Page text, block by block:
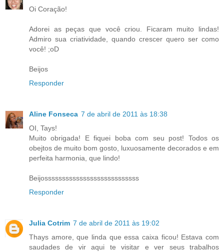
Oi Coração!
Adorei as peças que você criou. Ficaram muito lindas!
Admiro sua criatividade, quando crescer quero ser como
você! ;oD
Beijos
Responder
Aline Fonseca 7 de abril de 2011 às 18:38
OI, Tays!
Muito obrigada! E fiquei boba com seu post! Todos os
obejtos de muito bom gosto, luxuosamente decorados e em
perfeita harmonia, que lindo!
Beijosssssssssssssssssssssssssss
Responder
Julia Cotrim 7 de abril de 2011 às 19:02
Thays amore, que linda que essa caixa ficou! Estava com
saudades de vir aqui te visitar e ver seus trabalhos